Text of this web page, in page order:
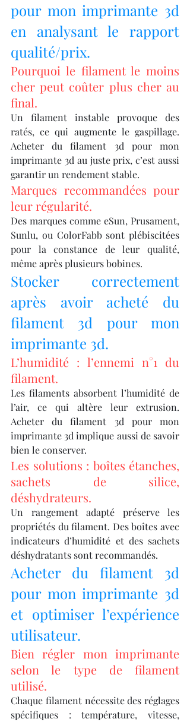
pour mon imprimante 3d
en analysant le rapport
qualité/prix.
Pourquoi le filament le moins
cher peut coûter plus cher au
final.
Un filament instable provoque des
ratés, ce qui augmente le gaspillage.
Acheter du filament 3d pour mon
imprimante 3d au juste prix, c’est aussi
garantir un rendement stable.
Marques recommandées pour
leur régularité.
Des marques comme eSun, Prusament,
Sunlu, ou ColorFabb sont plébiscitées
pour la constance de leur qualité,
même après plusieurs bobines.
Stocker correctement
après avoir acheté du
filament 3d pour mon
imprimante 3d.
L’humidité : l’ennemi n°1 du
filament.
Les filaments absorbent l’humidité de
l’air, ce qui altère leur extrusion.
Acheter du filament 3d pour mon
imprimante 3d implique aussi de savoir
bien le conserver.
Les solutions : boîtes étanches,
sachets de silice,
déshydrateurs.
Un rangement adapté préserve les
propriétés du filament. Des boîtes avec
indicateurs d’humidité et des sachets
déshydratants sont recommandés.
Acheter du filament 3d
pour mon imprimante 3d
et optimiser l’expérience
utilisateur.
Bien régler mon imprimante
selon le type de filament
utilisé.
Chaque filament nécessite des réglages
spécifiques : température, vitesse,